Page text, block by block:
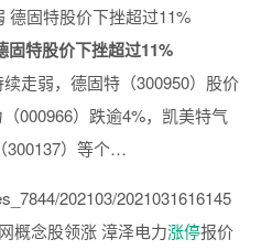
固特股价下挫超过11%
走弱，德固特（300950）股价
000966）跌逾4%，凯美特气
300137）等个…
202103/2021031616145
概念股领涨 漳泽电力涨停报价